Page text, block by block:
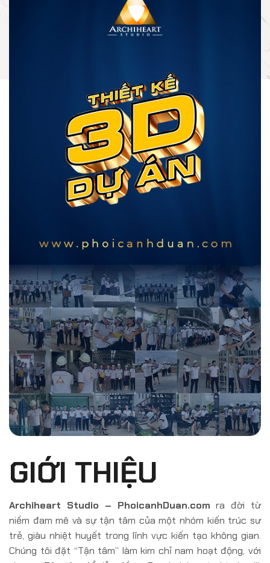
GIỚI THIỆU
Archiheart Studio – PhoicanhDuan.com ra đời từ
niềm đam mê và sự tận tâm của một nhóm kiến trúc sư
trẻ, giàu nhiệt huyết trong lĩnh vực kiến tạo không gian.
Chúng tôi đặt “Tận tâm” làm kim chỉ nam hoạt động, với